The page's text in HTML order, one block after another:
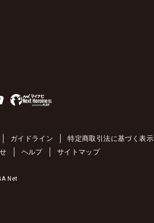
ガイドライン
特定商取引法に基づく表示
ヘルプ サイトマップ
Net